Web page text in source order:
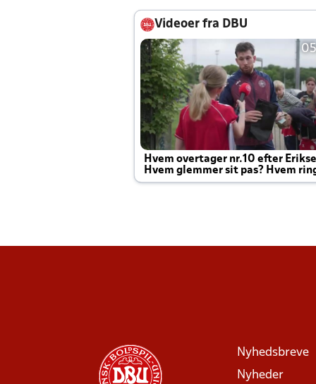
Videoer fra DBU
Hvem overtager nr.10 efter
Hvem glemmer sit pas? Hvem
Joachim altid til efter kampe?
Nyhedsbreve
Nyheder